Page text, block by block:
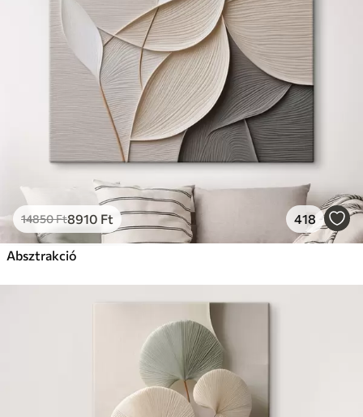
14850Ft8910 Ft 418
Absztrakció